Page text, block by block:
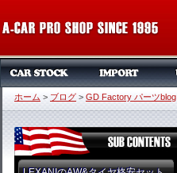
ホーム > ブログ > GD Factory パーツblog